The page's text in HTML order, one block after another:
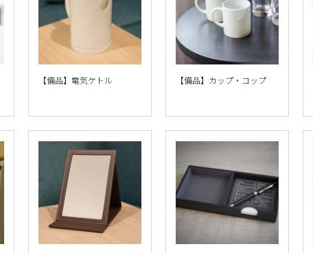
【備品】電気ケトル 【備品】カップ・コップ